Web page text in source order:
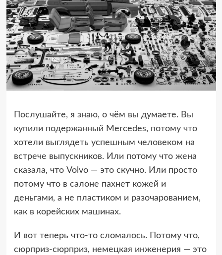
Послушайте, я знаю, о чём вы думаете. Вы
купили подержанный Mercedes, потому что
хотели выглядеть успешным человеком на
встрече выпускников. Или потому что жена
сказала, что Volvo — это скучно. Или просто
потому что в салоне пахнет кожей и
деньгами, а не пластиком и разочарованием,
как в корейских машинах.
И вот теперь что-то сломалось. Потому что,
сюрприз-сюрприз, немецкая инженерия — это